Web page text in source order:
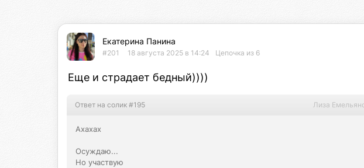
Екатерина Панина
#201 18 августа 2025 в 14:24 Цепочка из 6
Еще и страдает бедный))))
Ответ на солик #195 Лиза
Ахахах
Осуждаю...
Но участвую